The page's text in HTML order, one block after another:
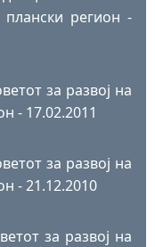
плански регион -
за развој на
- 17.02.2011
за развој на
- 21.12.2010
за развој на